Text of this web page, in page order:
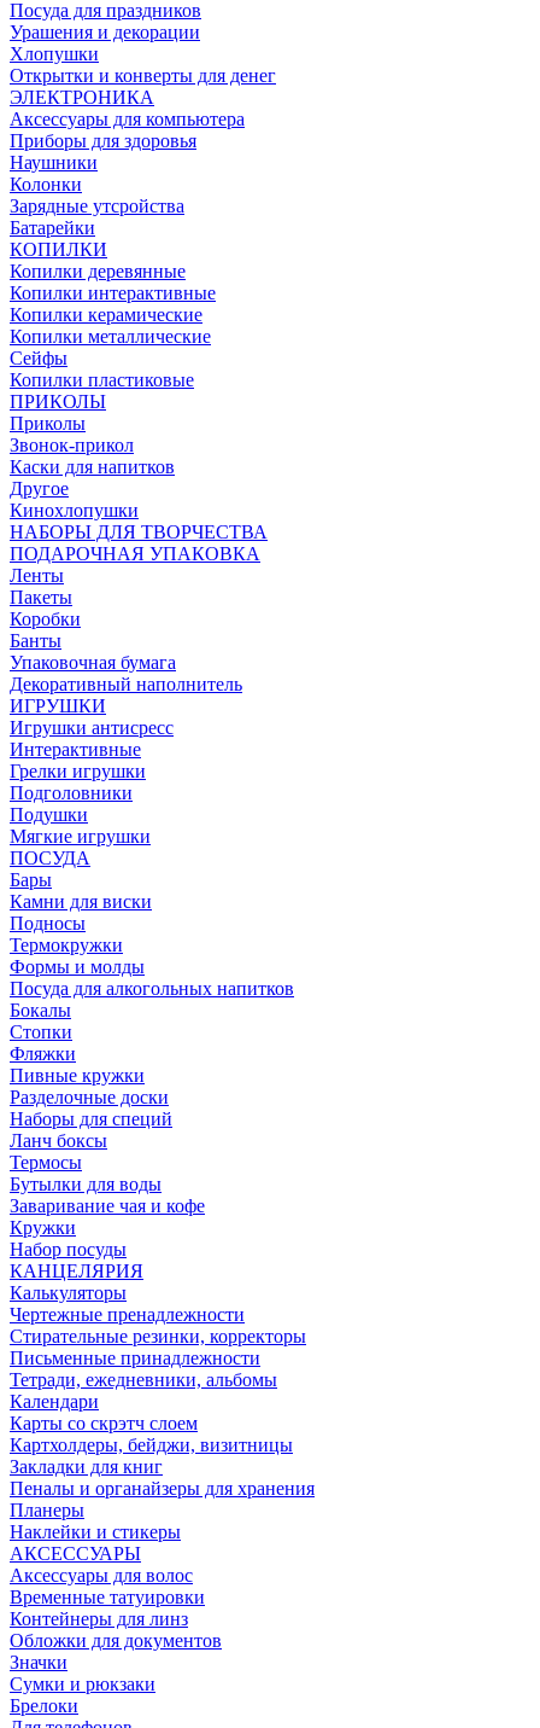
Посуда для праздников
Урашения и декорации
Хлопушки
Открытки и конверты для денег
ЭЛЕКТРОНИКА
Аксессуары для компьютера
Приборы для здоровья
Наушники
Колонки
Зарядные утсройства
Батарейки
КОПИЛКИ
Копилки деревянные
Копилки интерактивные
Копилки керамические
Копилки металлические
Сейфы
Копилки пластиковые
ПРИКОЛЫ
Приколы
Звонок-прикол
Каски для напитков
Другое
Кинохлопушки
НАБОРЫ ДЛЯ ТВОРЧЕСТВА
ПОДАРОЧНАЯ УПАКОВКА
Ленты
Пакеты
Коробки
Банты
Упаковочная бумага
Декоративный наполнитель
ИГРУШКИ
Игрушки антисресс
Интерактивные
Грелки игрушки
Подголовники
Подушки
Мягкие игрушки
ПОСУДА
Бары
Камни для виски
Подносы
Термокружки
Формы и молды
Посуда для алкогольных напитков
Бокалы
Стопки
Фляжки
Пивные кружки
Разделочные доски
Наборы для специй
Ланч боксы
Термосы
Бутылки для воды
Заваривание чая и кофе
Кружки
Набор посуды
КАНЦЕЛЯРИЯ
Калькуляторы
Чертежные пренадлежности
Стирательные резинки, корректоры
Письменные принадлежности
Тетради, ежедневники, альбомы
Календари
Карты со скрэтч слоем
Картхолдеры, бейджи, визитницы
Закладки для книг
Пеналы и органайзеры для хранения
Планеры
Наклейки и стикеры
АКСЕССУАРЫ
Аксессуары для волос
Временные татуировки
Контейнеры для линз
Обложки для документов
Значки
Сумки и рюкзаки
Брелоки